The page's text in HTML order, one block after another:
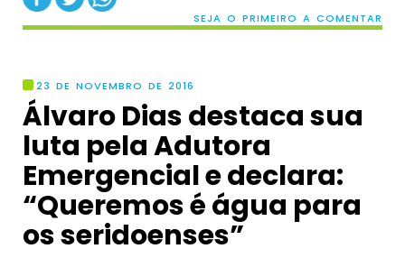
SEJA O PRIMEIRO A COMENTAR
23 DE NOVEMBRO DE 2016
Álvaro Dias destaca sua
luta pela Adutora
Emergencial e declara:
“Queremos é água para
os seridoenses”